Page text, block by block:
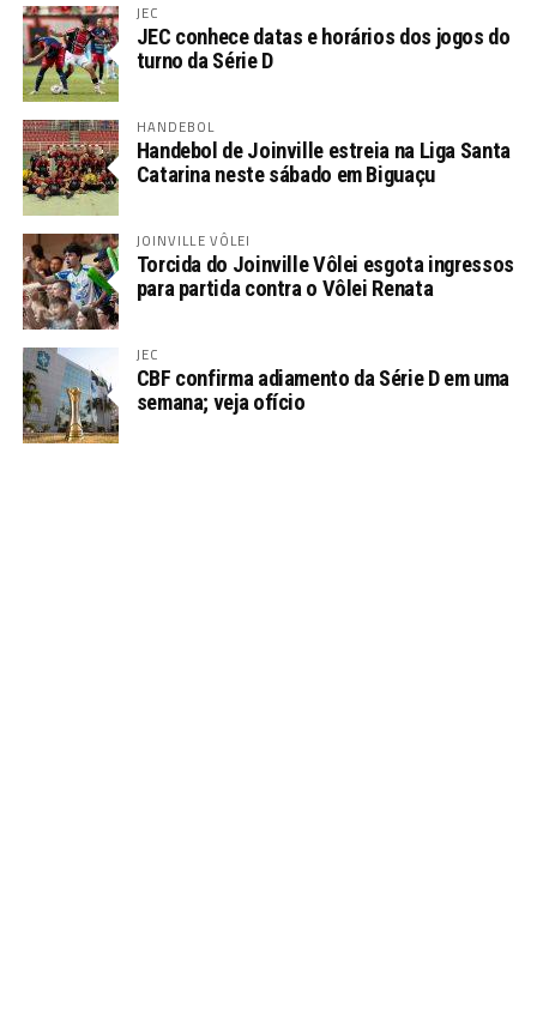
JEC
JEC conhece datas e horários dos jogos do
turno da Série D
HANDEBOL
Handebol de Joinville estreia na Liga Santa
Catarina neste sábado em Biguaçu
JOINVILLE VÔLEI
Torcida do Joinville Vôlei esgota ingressos
para partida contra o Vôlei Renata
JEC
CBF confirma adiamento da Série D em uma
semana; veja ofício